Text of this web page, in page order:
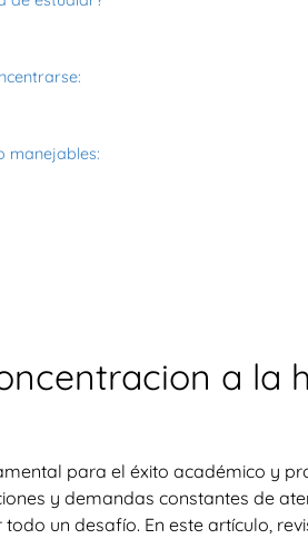
manejables:
a la
para el éxito académico y
y demandas constantes de
un desafío. En este artículo,